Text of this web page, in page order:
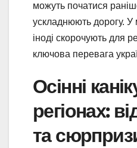
можуть початися
ускладнюють дорогу. У
іноді скорочують для
ключова перевага
Осінні
регіонах:
та